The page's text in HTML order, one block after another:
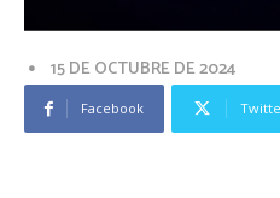
15 DE OCTUBRE DE 2024
Facebook